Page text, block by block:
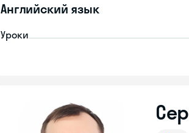
Английский язык
Уроки